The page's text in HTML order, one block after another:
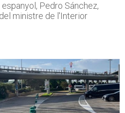
Pedro Sánchez,
ministre de l'Interior